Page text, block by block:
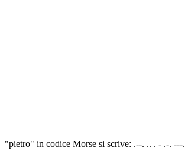
"pietro" in codice Morse si scrive: .--. .. . - .-. ---